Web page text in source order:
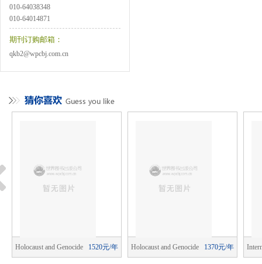
010-64038348
010-64014871
期刊订购邮箱：
qkb2@wpcbj.com.cn
1520元/年
Holocaust and Genocide 1370元/年
Holocaust and Genocide